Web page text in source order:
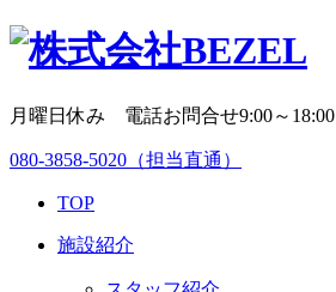
月曜日休み 電話お問合せ9:00～18:00
080-3858-5020 （担当直通）
TOP
施設紹介